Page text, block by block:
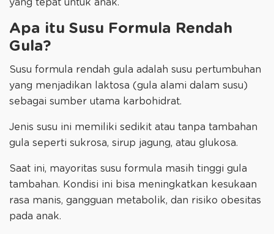
yang tepat untuk anak.
Apa itu Susu Formula Rendah
Gula?
Susu formula rendah gula adalah susu pertumbuhan
yang menjadikan laktosa (gula alami dalam susu)
sebagai sumber utama karbohidrat.
Jenis susu ini memiliki sedikit atau tanpa tambahan
gula seperti sukrosa, sirup jagung, atau glukosa.
Saat ini, mayoritas susu formula masih tinggi gula
tambahan. Kondisi ini bisa meningkatkan kesukaan
rasa manis, gangguan metabolik, dan risiko obesitas
pada anak.